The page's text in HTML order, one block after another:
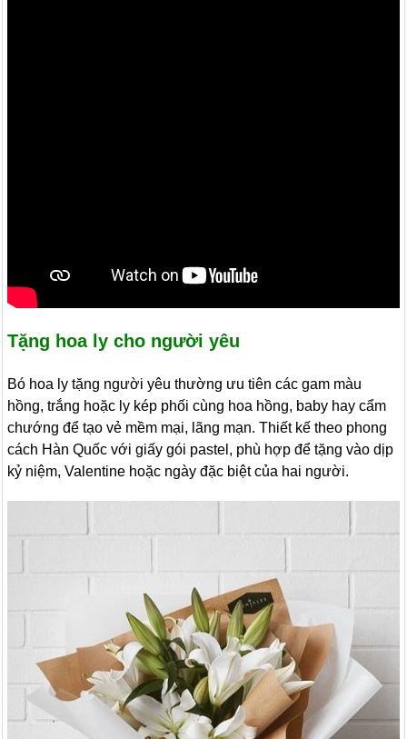
Tặng hoa ly cho người yêu
Bó hoa ly tặng người yêu thường ưu tiên các gam màu
hồng, trắng hoặc ly kép phối cùng hoa hồng, baby hay cẩm
chướng để tạo vẻ mềm mại, lãng mạn. Thiết kế theo phong
cách Hàn Quốc với giấy gói pastel, phù hợp để tặng vào dịp
kỷ niệm, Valentine hoặc ngày đặc biệt của hai người.